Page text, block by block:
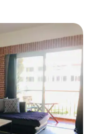
appréciés